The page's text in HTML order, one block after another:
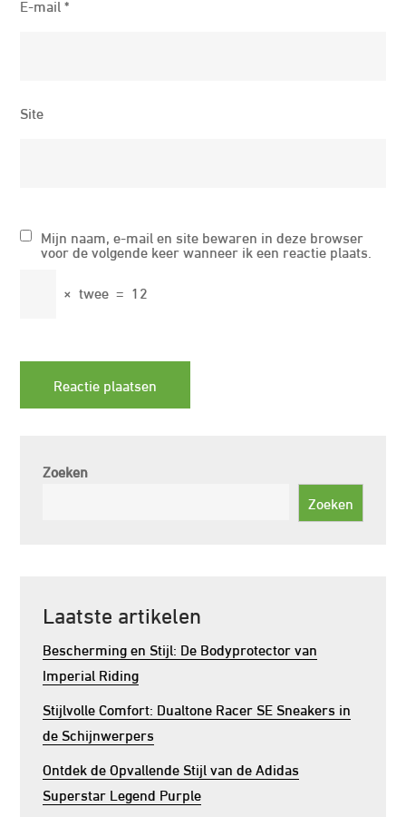
E-mail*
Site
Mijn naam, e-mail en site bewaren in deze browser
voor de volgende keer wanneer ik een reactie plaats.
× twee = 12
Zoeken
Zoeken
Laatste artikelen
Bescherming en Stijl: De Bodyprotector van
Imperial Riding
Stijlvolle Comfort: Dualtone Racer SE Sneakers in
de Schijnwerpers
Ontdek de Opvallende Stijl van de Adidas
Superstar Legend Purple